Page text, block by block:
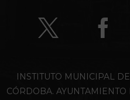
INSTITUTO MUNICIPAL
CÓRDOBA.